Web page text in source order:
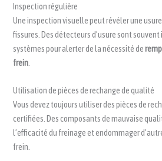
Inspection régulière
Une inspection visuelle peut révéler une
fissures. Des détecteurs d’usure sont
systèmes pour alerter de la nécessité de
frein
Utilisation de pièces de rechange de qualité
Vous devez toujours utiliser des pièces de
certifiées. Des composants de mauvaise
l’efficacité du freinage et endommager
frein.